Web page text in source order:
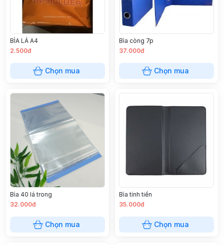
BÌA LÁ A4
2.500đ
Chọn mua
Bìa còng 7p
37.000đ
Chọn mua
Bìa 40 lá trong
32.000đ
Chọn mua
Bìa tính tiền
35.000đ
Chọn mua